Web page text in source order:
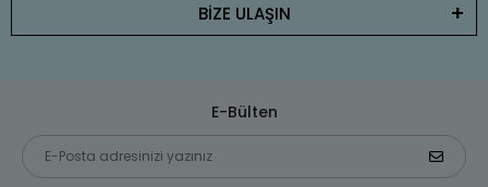
BİZE ULAŞIN
E-Bülten